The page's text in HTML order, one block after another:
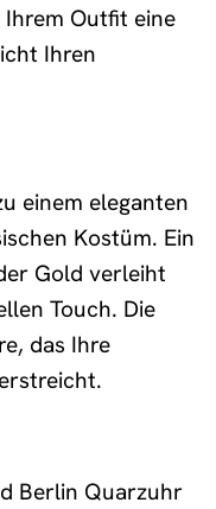
Outfit eine
Ihren
einem eleganten
Kostüm. Ein
Gold verleiht
Touch. Die
das Ihre
Berlin Quarzuhr